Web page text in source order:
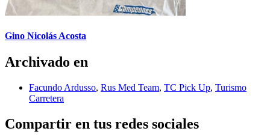
Gino Nicolás Acosta
Archivado en
Facundo Ardusso, Rus Med Team, TC Pick Up, Turismo
Carretera
Compartir en tus redes sociales